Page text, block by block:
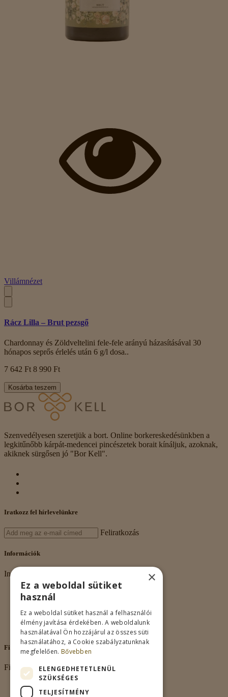
Villámnézet
Rácz Lilla – Brut pezsgő
Chardonnay és Zöldveltelini fele-fele arányú házasításával 30
hónapos seprős érlelés után 6 g/l dosa..
7 642 Ft 8 990 Ft
Kosárba teszem
Szenvedélyesen szeretjük a bort. Online borkereskedésünkben a
legkitűnőbb kárpát-medencei pincészetek borait kínáljuk, azoknak,
akiknek sürgősen jó "Bor Kell".
Iratkozz fel hírlevelünkre
Feliratkozás
Információk
Információk
Rólunk
Adatkezelés
Vásárlási feltételek
Nagykereskedelem
Kapcsolat
Fiókom
Fiókom
Fiókom
Rendeléseim
×
Ez a weboldal sütiket
használ
Ez a weboldal sütiket használ a felhasználói
élmény javítása érdekében. A weboldalunk
használatával Ön hozzájárul az összes süti
használatához, a Cookie szabályzatunknak
megfelelően. Bővebben
ELENGEDHETETLENÜL
SZÜKSÉGES
TELJESÍTMÉNY